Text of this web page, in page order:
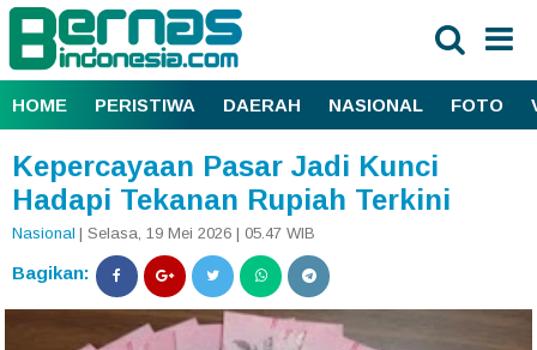
HOME PERISTIWA DAERAH NASIONAL FOTO
Kepercayaan Pasar Jadi Kunci
Hadapi Tekanan Rupiah Terkini
Nasional | Selasa, 19 Mei 2026 | 05.47 WIB
Bagikan: